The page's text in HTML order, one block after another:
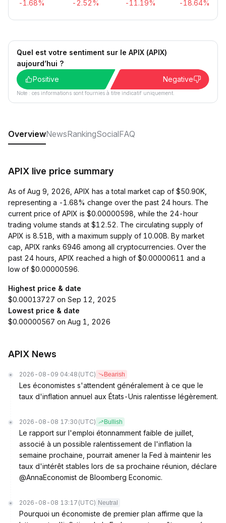
-1.68% -2.52% -11.19% -18.64%
Quel est votre sentiment sur le APIX (APIX)
aujourd’hui ?
Positive
Negative
Note : ces informations sont fournies à titre indicatif uniquement.
OverviewNewsRankingSocialFAQ
APIX live price summary
As of Aug 9, 2026, APIX has a total market cap of $50.90K,
representing a -1.68% change over the past 24 hours. The
current price of APIX is $0.00000598, while the 24-hour
trading volume stands at $12.52. The circulating supply of
APIX is 8.51B, with a maximum supply of 10.00B. By market
cap, APIX ranks 6946 among all cryptocurrencies. Over the
past 24 hours, APIX reached a high of $0.00000611 and a
low of $0.00000596.
Highest price & date
$0.00013727 on Sep 12, 2025
Lowest price & date
$0.00000567 on Aug 1, 2026
APIX News
2026-08-09 04:48 (UTC) Bearish
Les économistes s'attendent généralement à ce que le
taux d'inflation annuel aux États-Unis ralentisse légèrement.
2026-08-08 17:30 (UTC) Bullish
Le rapport sur l'emploi étonnamment faible de juillet,
associé à un possible ralentissement de l'inflation la
semaine prochaine, pourrait amener la Fed à maintenir les
taux d'intérêt stables lors de sa prochaine réunion, déclare
@AnnaEconomist de Bloomberg Economic.
2026-08-08 13:17 (UTC) Neutral
Pourquoi un économiste de premier plan affirme que la